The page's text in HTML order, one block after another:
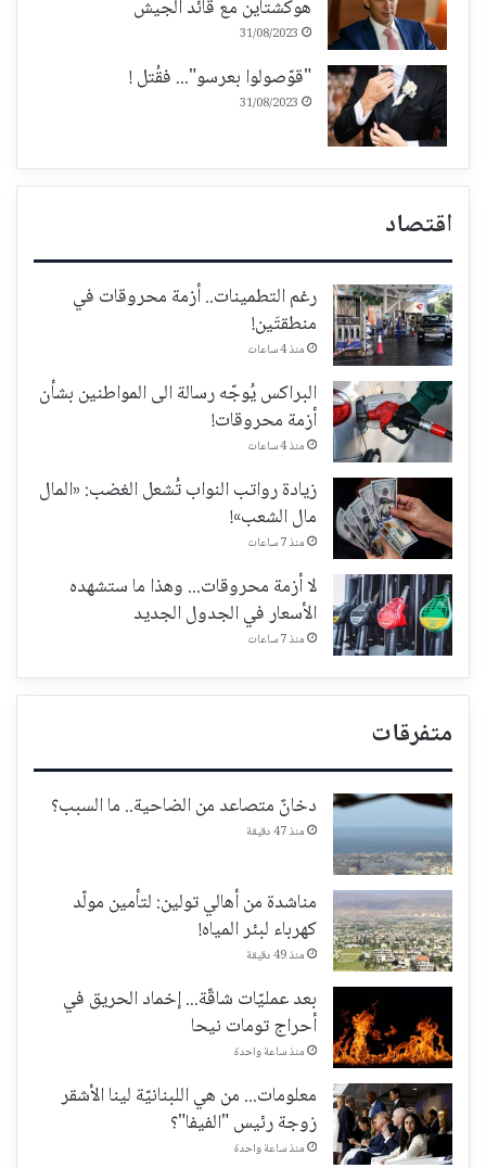
هوكشتاين مع قائد الجيش
31/08/2023
"قوّصولوا بعرسو"... فقُتل !
31/08/2023
اقتصاد
رغم التطمينات.. أزمة محروقات في
منطقتَين!
منذ 4 ساعات
البراكس يُوجّه رسالة الى المواطنين بشأن
أزمة محروقات!
منذ 4 ساعات
زيادة رواتب النواب تُشعل الغضب: «المال
مال الشعب»!
منذ 7 ساعات
لا أزمة محروقات... وهذا ما ستشهده
الأسعار في الجدول الجديد
منذ 7 ساعات
متفرقات
دخانٌ متصاعد من الضاحية.. ما السبب؟
منذ 47 دقيقة
مناشدة من أهالي تولين: لتأمين مولّد
كهرباء لبئر المياه!
منذ 49 دقيقة
بعد عمليّات شاقّة... إخماد الحريق في
أحراج تومات نيحا
منذ ساعة واحدة
معلومات... من هي اللبنانيّة لينا الأشقر
زوجة رئيس "الفيفا"؟
منذ ساعة واحدة